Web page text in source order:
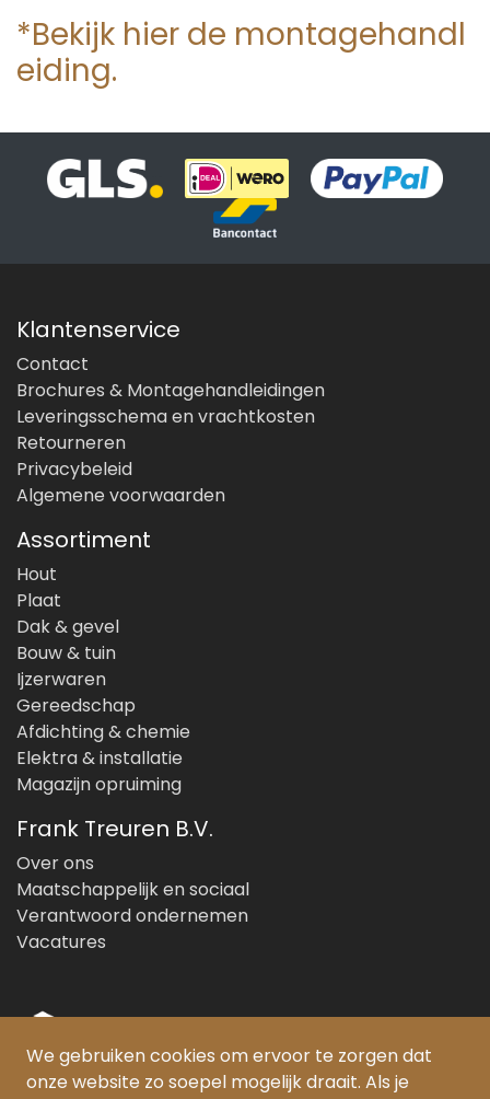
*Bekijk hier de montagehandl
eiding.
Klantenservice
Contact
Brochures & Montagehandleidingen
Leveringsschema en vrachtkosten
Retourneren
Privacybeleid
Algemene voorwaarden
Assortiment
Hout
Plaat
Dak & gevel
Bouw & tuin
Ijzerwaren
Gereedschap
Afdichting & chemie
Elektra & installatie
Magazijn opruiming
Frank Treuren B.V.
Over ons
Maatschappelijk en sociaal
Verantwoord ondernemen
Vacatures
© Copyright 2026 Frank Treuren B.V.
We gebruiken cookies om ervoor te zorgen dat
onze website zo soepel mogelijk draait. Als je